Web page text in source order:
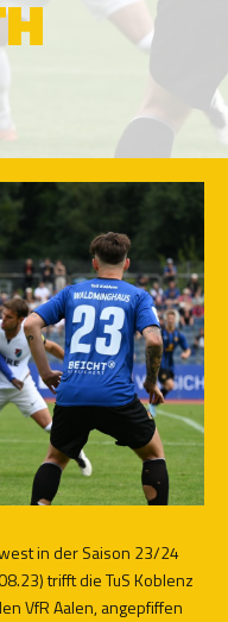
in der Saison 23/24
trifft die TuS Koblenz
VfR Aalen, angepfiffen